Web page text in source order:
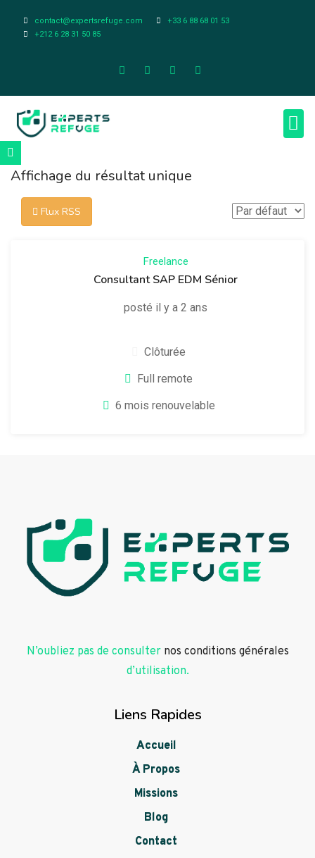
contact@expertsrefuge.com
+33 6 88 68 01 53
+212 6 28 31 50 85
Affichage du résultat unique
Flux RSS
Freelance
Consultant SAP EDM Sénior
posté il y a 2 ans
Clôturée
Full remote
6 mois renouvelable
N’oubliez pas de consulter nos conditions générales
d’utilisation.
Liens Rapides
Accueil
À Propos
Missions
Blog
Contact